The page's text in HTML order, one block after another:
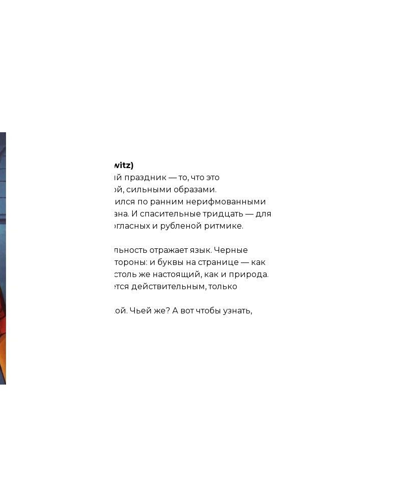
Гримич «Юра»
Друк»
(Meridian Czernowitz)
Однако еще больший праздник — то, что это
неожиданной ритмикой, сильными образами.
для тех, кто соскучился по ранним нерифмованными
в «Тамплиерах», Жадана. И спасительные тридцать — для
сочетание согласных и рубленой ритмике.
ближе.
однако и действительность отражает язык. Черные
Но это работает в обе стороны: и буквы на странице — как
потому что язык — столь же настоящий, как и природа.
в поэзии является действительным, только
только своей, но и чужой. Чьей же? А вот чтобы узнать,